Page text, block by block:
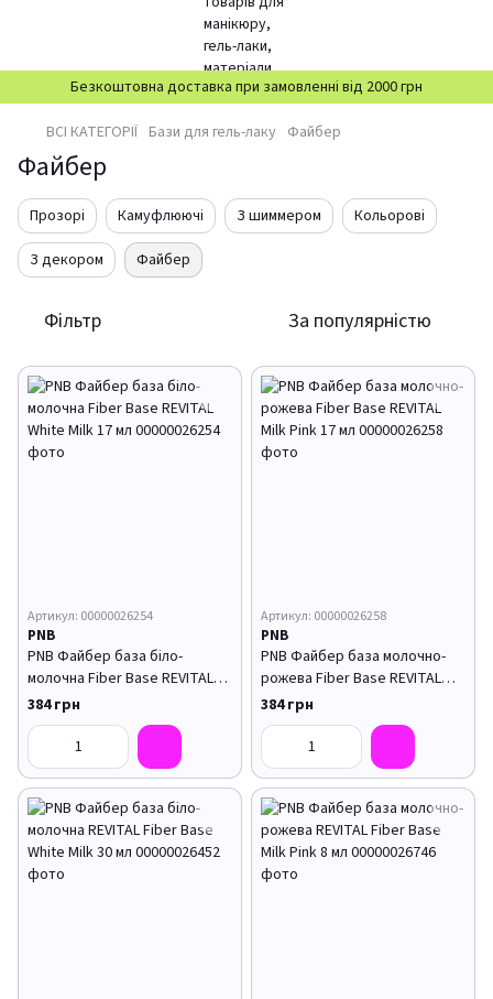
Безкоштовна доставка при замовленні від 2000 грн
ВСІ КАТЕГОРІЇ Бази для гель-лаку Файбер
Файбер
Прозорі Камуфлюючі З шиммером
Кольорові
З декором
Файбер
Фільтр За популярністю
Артикул: 00000026254
PNB
PNB Файбер база біло-
молочна Fiber Base REVITAL
White Milk 17 мл
384 грн
Артикул: 00000026258
PNB
PNB Файбер база молочно-
рожева Fiber Base REVITAL
Milk Pink 17 мл
384 грн